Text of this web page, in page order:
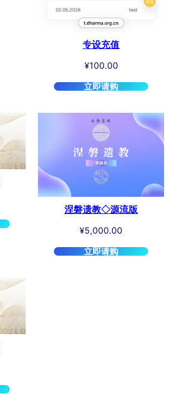
专设充值
¥100.00
立即请购
涅磐遗教◇源流版
¥5,000.00
立即请购